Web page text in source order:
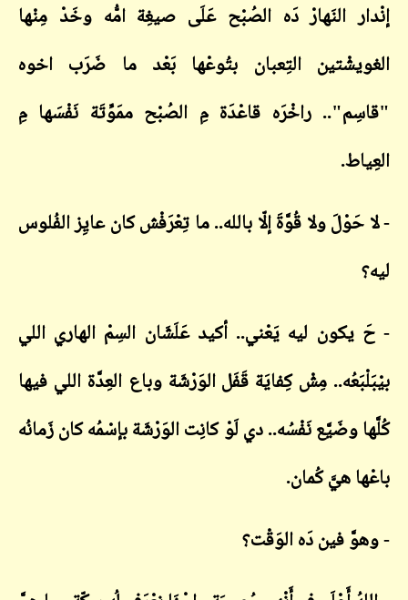
إنْدار النَهارْ دَه الصُبْح عَلَى صيغِة امُّه وخَدْ مِنْها
الغويشْتين التِعبان بتُوعْها بَعْد ما ضَرَب اخوه
"قاسِم".. راخْرَه قاعْدَة مِ الصُبْح ممَوِّتَة نَفْسَها مِ
العِياط.
- لا حَوْلَ ولا قُوَّةَ إلّا بالله.. ما تِعْرَفْش كان عايِز الفُلوس
ليه؟
- حَ يكون ليه يَعْني.. أكيد عَلَشَان السِمْ الهاري اللي
بيْبَلْبَعُه.. مِشْ كِفايَة قَفَل الوَرْشَة وباع العِدَّة اللي فيها
كُلَّها وضَيَّع نَفْسُه.. دي لَوْ كانِت الوَرْشَة بإسْمُه كان زَمانُه
باعْها هيَّ كُمان.
- وهوَّ فين دَه الوَقْت؟